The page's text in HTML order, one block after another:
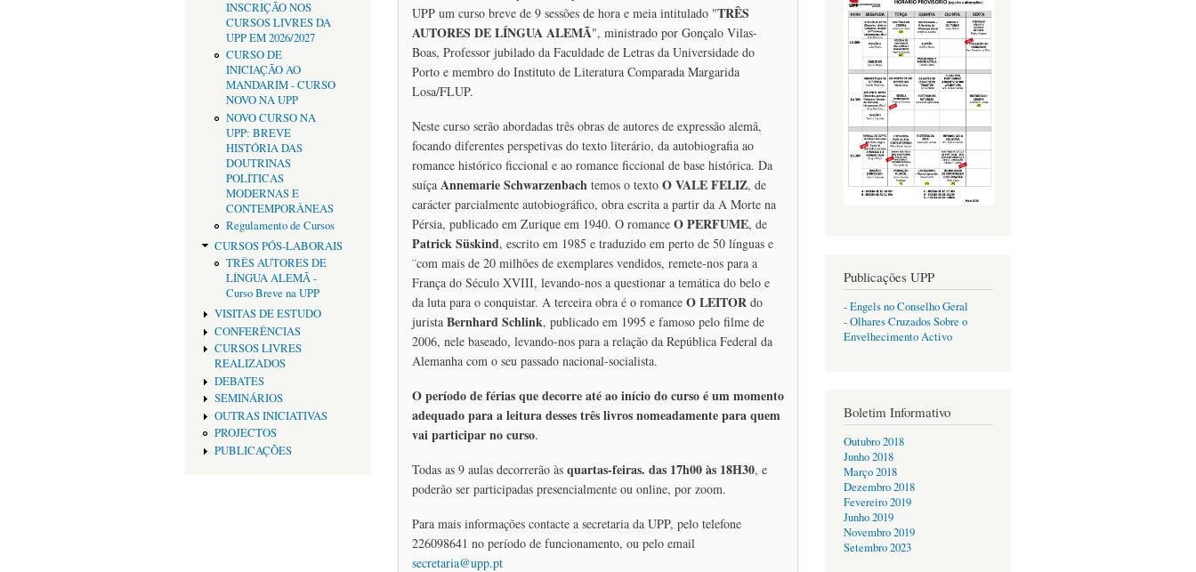
INSCRIÇÃO NOS
CURSOS LIVRES DA
UPP EM 2026/2027
CURSO DE
INICIAÇÃO AO
MANDARIM - CURSO
NOVO NA UPP
NOVO CURSO NA
UPP: BREVE
HISTÓRIA DAS
DOUTRINAS
POLÍTICAS
MODERNAS E
CONTEMPORÂNEAS
Regulamento de Cursos
CURSOS PÓS-LABORAIS
TRÊS AUTORES DE
LÍNGUA ALEMÃ -
Curso Breve na UPP
VISITAS DE ESTUDO
CONFERÊNCIAS
CURSOS LIVRES
REALIZADOS
DEBATES
SEMINÁRIOS
OUTRAS INICIATIVAS
PROJECTOS
PUBLICAÇÕES
UPP um curso breve de 9 sessões de hora e meia intitulado "TRÊS
AUTORES DE LÍNGUA ALEMÃ", ministrado por Gonçalo Vilas-
Boas, Professor jubilado da Faculdade de Letras da Universidade do
Porto e membro do Instituto de Literatura Comparada Margarida
Losa/FLUP.
Neste curso serão abordadas três obras de autores de expressão alemã,
focando diferentes perspetivas do texto literário, da autobiografia ao
romance histórico ficcional e ao romance ficcional de base histórica. Da
suíça Annemarie Schwarzenbach temos o texto O VALE FELIZ, de
carácter parcialmente autobiográfico, obra escrita a partir da A Morte na
Pérsia, publicado em Zurique em 1940. O romance O PERFUME, de
Patrick Süskind, escrito em 1985 e traduzido em perto de 50 línguas e
¨com mais de 20 milhões de exemplares vendidos, remete-nos para a
França do Século XVIII, levando-nos a questionar a temática do belo e
da luta para o conquistar. A terceira obra é o romance O LEITOR do
jurista Bernhard Schlink, publicado em 1995 e famoso pelo filme de
2006, nele baseado, levando-nos para a relação da República Federal da
Alemanha com o seu passado nacional-socialista.
O período de férias que decorre até ao início do curso é um momento
adequado para a leitura desses três livros nomeadamente para quem
vai participar no curso.
Todas as 9 aulas decorrerão às quartas-feiras. das 17h00 às 18H30, e
poderão ser participadas presencialmente ou online, por zoom.
Para mais informações contacte a secretaria da UPP, pelo telefone
226098641 no período de funcionamento, ou pelo email
secretaria@upp.pt
Publicações UPP
- Engels no Conselho Geral
- Olhares Cruzados Sobre o
Envelhecimento Activo
Boletim Informativo
Outubro 2018
Junho 2018
Março 2018
Dezembro 2018
Fevereiro 2019
Junho 2019
Novembro 2019
Setembro 2023